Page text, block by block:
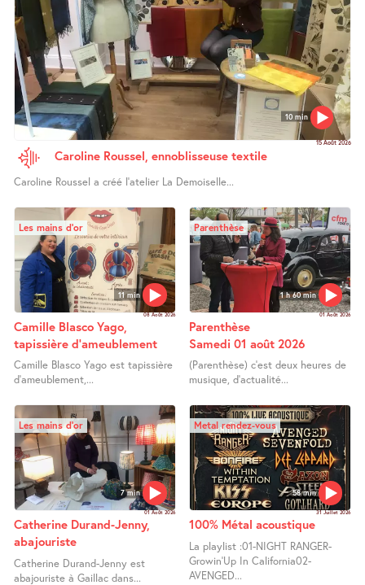
10 min
15 Août 2026
Caroline Roussel, ennoblisseuse textile
Caroline Roussel a créé l’atelier La Demoiselle...
11 min
Les mains d’or
08 Août 2026
Camille Blasco Yago,
tapissière d’ameublement
Camille Blasco Yago est tapissière
d’ameublement,...
1 h 60 min
Parenthèse
01 Août 2026
Parenthèse
Samedi 01 août 2026
(Parenthèse) c’est deux heures de
musique, d’actualité...
7 min
Les mains d’or
01 Août 2026
Catherine Durand-Jenny,
abajouriste
Catherine Durand-Jenny est
abajouriste à Gaillac dans...
58 min
Metal rendez-vous
31 Juillet 2026
100% Métal acoustique
La playlist :01-NIGHT RANGER-
Growin’Up In California02-
AVENGED...